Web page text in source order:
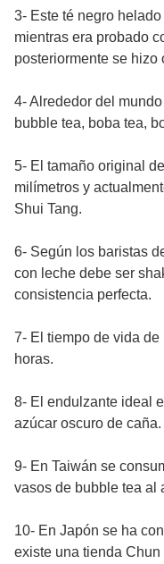
3- Este té negro
mientras era probado
posteriormente se hizo
4- Alrededor del
bubble tea, boba tea,
5- El tamaño original
milímetros y
Shui Tang.
6- Según los baristas
con leche debe ser
consistencia perfecta.
7- El tiempo de vida
horas.
8- El endulzante ideal
azúcar oscuro de caña.
9- En Taiwán se
vasos de bubble tea al
10- En Japón se ha
existe una tienda